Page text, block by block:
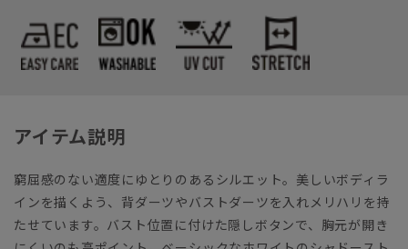
アイテム説明
窮屈感のない適度にゆとりのあるシルエット。美しいボディラ
インを描くよう、背ダーツやバストダーツを入れメリハリを持
たせています。バスト位置に付けた隠しボタンで、胸元が開き